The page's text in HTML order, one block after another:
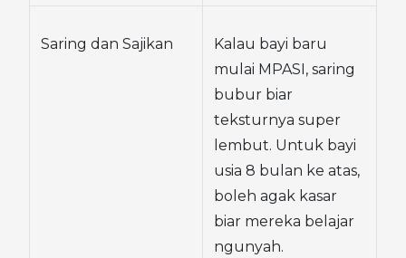
Saring dan Sajikan
Kalau bayi baru
mulai MPASI, saring
bubur biar
teksturnya super
lembut. Untuk bayi
usia 8 bulan ke atas,
boleh agak kasar
biar mereka belajar
ngunyah.